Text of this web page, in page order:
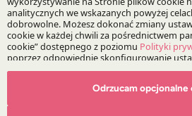
O Kancelarii
O DZP
Nasze doradztwo
Odrzucam opcjonalne